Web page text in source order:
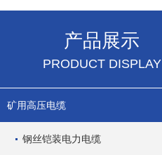
产品展示
PRODUCT DISPLAY
矿用高压电缆
钢丝铠装电力电缆